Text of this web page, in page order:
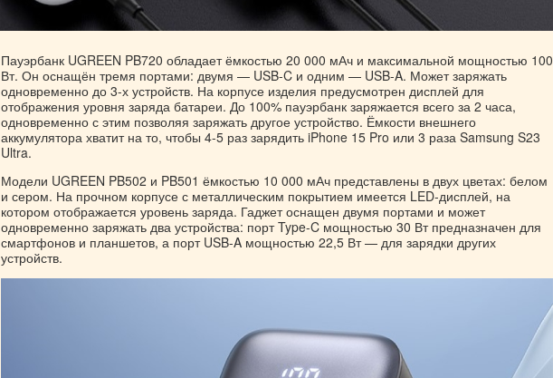
Пауэрбанк UGREEN PB720 обладает ёмкостью 20 000 мАч и максимальной мощностью 100
Вт. Он оснащён тремя портами: двумя — USB-C и одним — USB-A. Может заряжать
одновременно до 3-х устройств. На корпусе изделия предусмотрен дисплей для
отображения уровня заряда батареи. До 100% пауэрбанк заряжается всего за 2 часа,
одновременно с этим позволяя заряжать другое устройство. Ёмкости внешнего
аккумулятора хватит на то, чтобы 4-5 раз зарядить iPhone 15 Pro или 3 раза Samsung S23
Ultra.
Модели UGREEN PB502 и PB501 ёмкостью 10 000 мАч представлены в двух цветах: белом
и сером. На прочном корпусе с металлическим покрытием имеется LED-дисплей, на
котором отображается уровень заряда. Гаджет оснащен двумя портами и может
одновременно заряжать два устройства: порт Type-C мощностью 30 Вт предназначен для
смартфонов и планшетов, а порт USB-A мощностью 22,5 Вт — для зарядки других
устройств.